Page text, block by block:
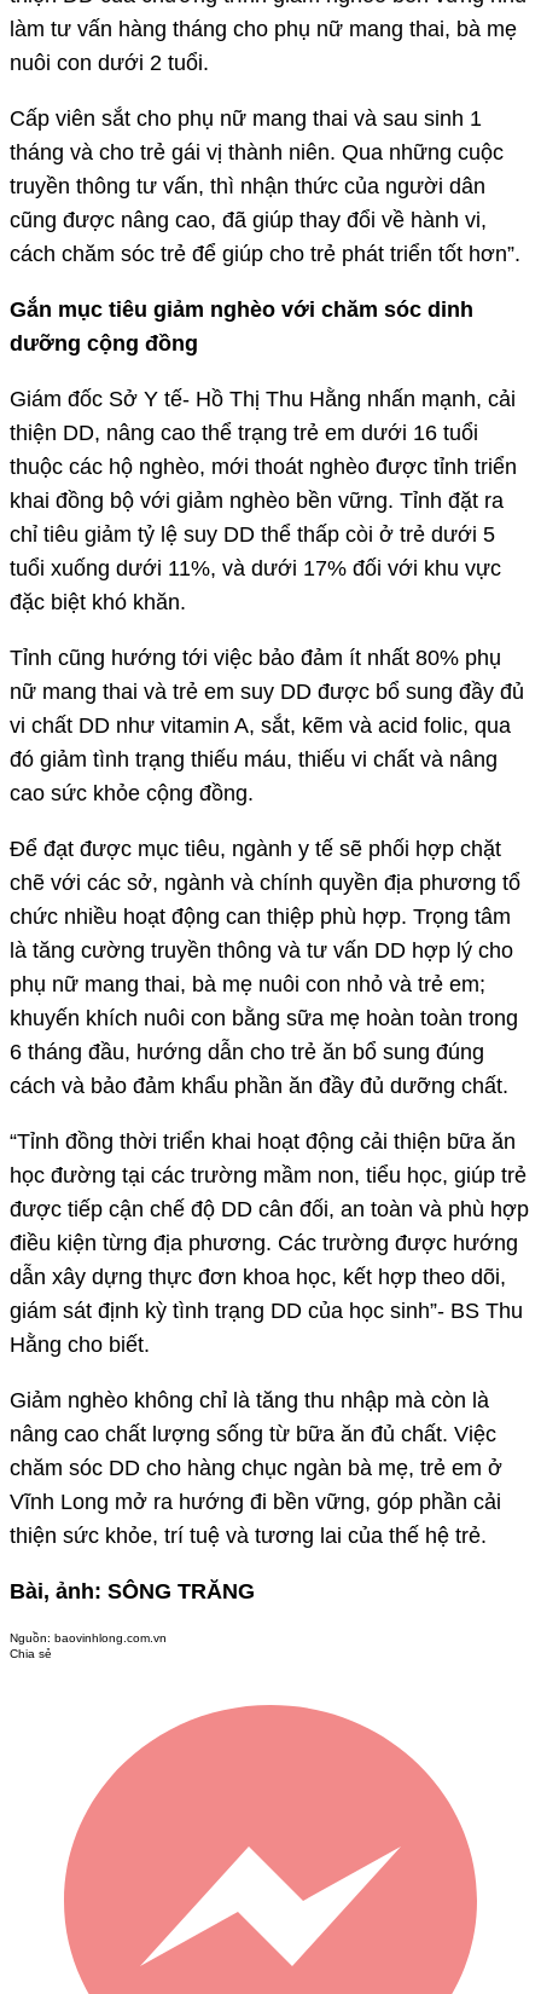
làm tư vấn hàng tháng cho phụ nữ mang thai, bà mẹ
nuôi con dưới 2 tuổi.
Cấp viên sắt cho phụ nữ mang thai và sau sinh 1
tháng và cho trẻ gái vị thành niên. Qua những cuộc
truyền thông tư vấn, thì nhận thức của người dân
cũng được nâng cao, đã giúp thay đổi về hành vi,
cách chăm sóc trẻ để giúp cho trẻ phát triển tốt hơn”.
Gắn mục tiêu giảm nghèo với chăm sóc dinh
dưỡng cộng đồng
Giám đốc Sở Y tế- Hồ Thị Thu Hằng nhấn mạnh, cải
thiện DD, nâng cao thể trạng trẻ em dưới 16 tuổi
thuộc các hộ nghèo, mới thoát nghèo được tỉnh triển
khai đồng bộ với giảm nghèo bền vững. Tỉnh đặt ra
chỉ tiêu giảm tỷ lệ suy DD thể thấp còi ở trẻ dưới 5
tuổi xuống dưới 11%, và dưới 17% đối với khu vực
đặc biệt khó khăn.
Tỉnh cũng hướng tới việc bảo đảm ít nhất 80% phụ
nữ mang thai và trẻ em suy DD được bổ sung đầy đủ
vi chất DD như vitamin A, sắt, kẽm và acid folic, qua
đó giảm tình trạng thiếu máu, thiếu vi chất và nâng
cao sức khỏe cộng đồng.
Để đạt được mục tiêu, ngành y tế sẽ phối hợp chặt
chẽ với các sở, ngành và chính quyền địa phương tổ
chức nhiều hoạt động can thiệp phù hợp. Trọng tâm
là tăng cường truyền thông và tư vấn DD hợp lý cho
phụ nữ mang thai, bà mẹ nuôi con nhỏ và trẻ em;
khuyến khích nuôi con bằng sữa mẹ hoàn toàn trong
6 tháng đầu, hướng dẫn cho trẻ ăn bổ sung đúng
cách và bảo đảm khẩu phần ăn đầy đủ dưỡng chất.
“Tỉnh đồng thời triển khai hoạt động cải thiện bữa ăn
học đường tại các trường mầm non, tiểu học, giúp trẻ
được tiếp cận chế độ DD cân đối, an toàn và phù hợp
điều kiện từng địa phương. Các trường được hướng
dẫn xây dựng thực đơn khoa học, kết hợp theo dõi,
giám sát định kỳ tình trạng DD của học sinh”- BS Thu
Hằng cho biết.
Giảm nghèo không chỉ là tăng thu nhập mà còn là
nâng cao chất lượng sống từ bữa ăn đủ chất. Việc
chăm sóc DD cho hàng chục ngàn bà mẹ, trẻ em ở
Vĩnh Long mở ra hướng đi bền vững, góp phần cải
thiện sức khỏe, trí tuệ và tương lai của thế hệ trẻ.
Bài, ảnh: SÔNG TRĂNG
Nguồn: baovinhlong.com.vn
Chia sẻ